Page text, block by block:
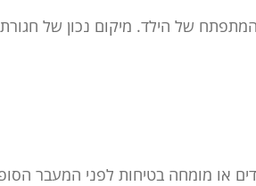
של הילד. מיקום נכון של
או מומחה בטיחות לפני המעבר